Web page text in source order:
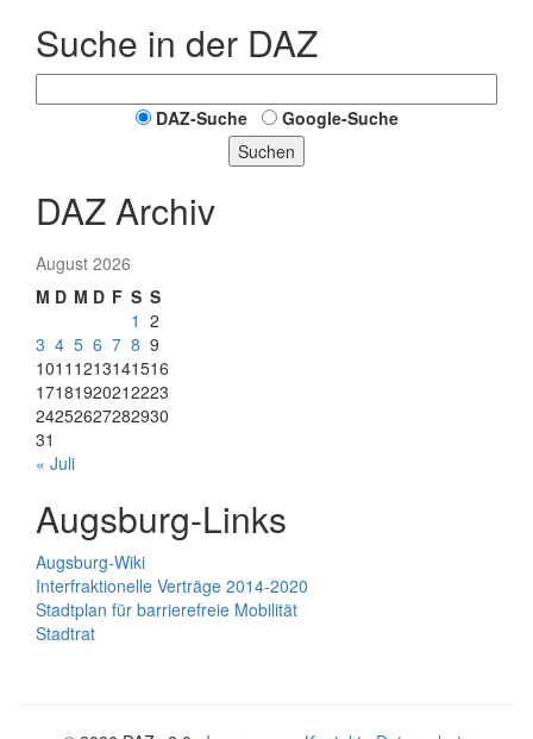
Suche in der DAZ
DAZ-Suche
Google-Suche
Suchen
DAZ Archiv
August 2026
M D M D F S S
1 2
3 4 5 6 7 8 9
1011 1213141516
17181920212223
24252627282930
31
« Juli
Augsburg-Links
Augsburg-Wiki
Interfraktionelle Verträge 2014-2020
Stadtplan für barrierefreie Mobilität
Stadtrat